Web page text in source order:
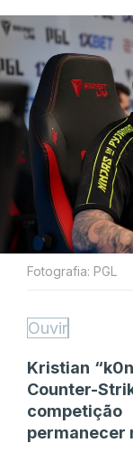
Fotografia: PGL
Ouvir
Kristian
Counter-
permanecer